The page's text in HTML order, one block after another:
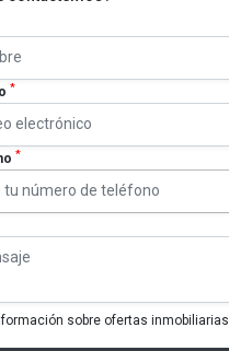
*
*
sobre ofertas inmobiliarias